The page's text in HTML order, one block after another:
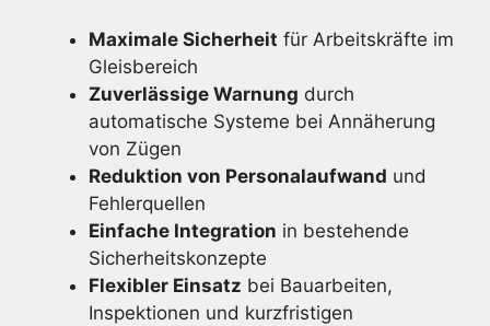
Maximale Sicherheit für Arbeitskräfte im
Gleisbereich
Zuverlässige Warnung durch
automatische Systeme bei Annäherung
von Zügen
Reduktion von Personalaufwand und
Fehlerquellen
Einfache Integration in bestehende
Sicherheitskonzepte
Flexibler Einsatz bei Bauarbeiten,
Inspektionen und kurzfristigen